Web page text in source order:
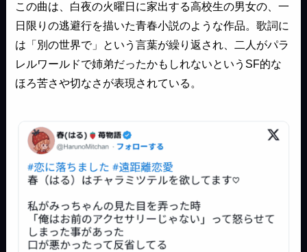
この曲は、白夜の火曜日に家出する高校生の男女の、一
日限りの逃避行を描いた青春小説のような作品。歌詞に
は「別の世界で」という言葉が繰り返され、二人がパラ
レルワールドで姉弟だったかもしれないというSF的な
ほろ苦さや切なさが表現されている。